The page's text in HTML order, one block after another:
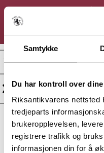
Samtykke
Du har kontroll over
Riksantikvarens nettsted
tredjeparts
brukeropplevelsen,
registrere trafikk og
informasjonen din for å
Båtutsettingspla
ss
Lagt inn av:
Geir Daasvatn
KULTURMINNESØK